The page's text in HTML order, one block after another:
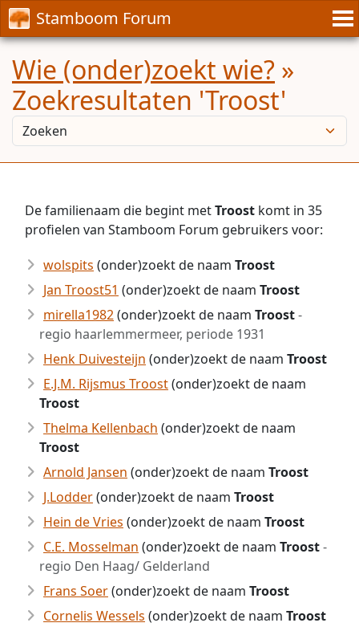
Stamboom Forum
Wie (onder)zoekt wie? »
Zoekresultaten 'Troost'
De familienaam die begint metTroost komt in 35
profielen van Stamboom Forum gebruikers voor:
wolspits (onder)zoekt de naam Troost
Jan Troost51 (onder)zoekt de naam Troost
mirella1982(onder)zoekt de naam Troost-
regio haarlemmermeer, periode 1931
Henk Duivesteijn (onder)zoekt de naam Troost
E.J.M. Rijsmus Troost(onder)zoekt de naam
Troost
Thelma Kellenbach (onder)zoekt de naam
Troost
Arnold Jansen (onder)zoekt de naam Troost
J.Lodder(onder)zoekt de naam Troost
Hein de Vries (onder)zoekt de naam Troost
C.E. Mosselman (onder)zoekt de naam Troost-
regio Den Haag/ Gelderland
Frans Soer(onder)zoekt de naam Troost
Cornelis Wessels (onder)zoekt de naam Troost